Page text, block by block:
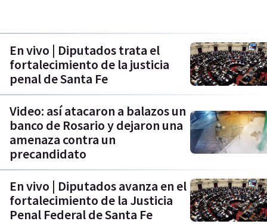
En vivo | Diputados trata el
fortalecimiento de la justicia
penal de Santa Fe
Video: así atacaron a balazos un
banco de Rosario y dejaron una
amenaza contra un
precandidato
En vivo | Diputados avanza en el
fortalecimiento de la Justicia
Penal Federal de Santa Fe